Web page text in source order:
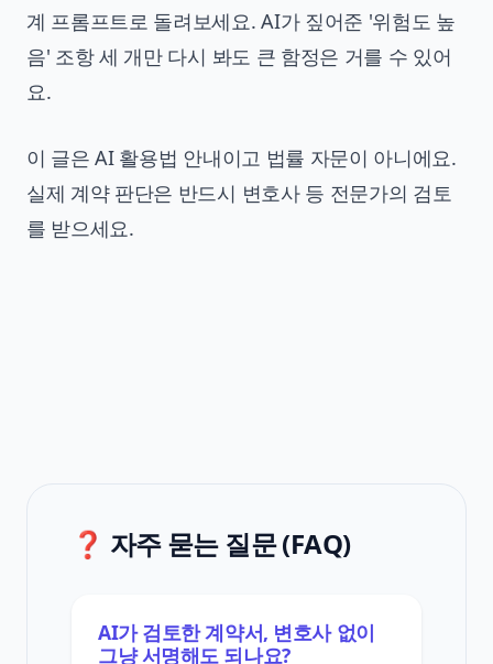
계 프롬프트로 돌려보세요. AI가 짚어준 '위험도 높
음' 조항 세 개만 다시 봐도 큰 함정은 거를 수 있어
요.
이 글은 AI 활용법 안내이고 법률 자문이 아니에요.
실제 계약 판단은 반드시 변호사 등 전문가의 검토
를 받으세요.
❓ 자주 묻는 질문 (FAQ)
AI가 검토한 계약서, 변호사 없이
그냥 서명해도 되나요?